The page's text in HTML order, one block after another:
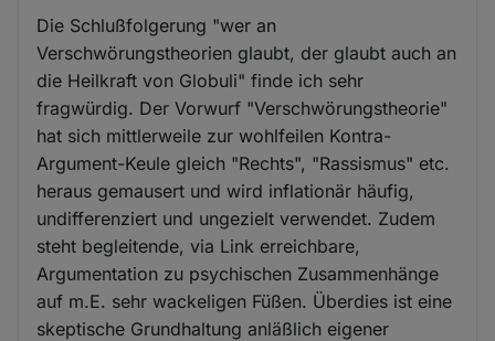
Die Schlußfolgerung "wer an
Verschwörungstheorien glaubt, der glaubt auch an
die Heilkraft von Globuli" finde ich sehr
fragwürdig. Der Vorwurf "Verschwörungstheorie"
hat sich mittlerweile zur wohlfeilen Kontra-
Argument-Keule gleich "Rechts", "Rassismus" etc.
heraus gemausert und wird inflationär häufig,
undifferenziert und ungezielt verwendet. Zudem
steht begleitende, via Link erreichbare,
Argumentation zu psychischen Zusammenhänge
auf m.E. sehr wackeligen Füßen. Überdies ist eine
skeptische Grundhaltung anläßlich eigener